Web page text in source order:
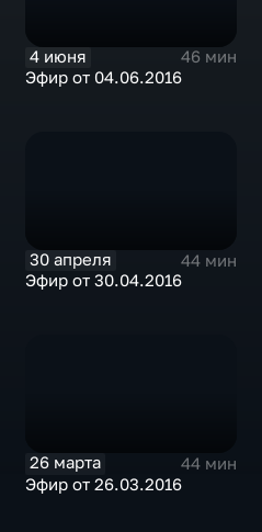
4 июня
46 мин
Эфир от 04.06.2016
30 апреля
44 мин
Эфир от 30.04.2016
26 марта
44 мин
Эфир от 26.03.2016